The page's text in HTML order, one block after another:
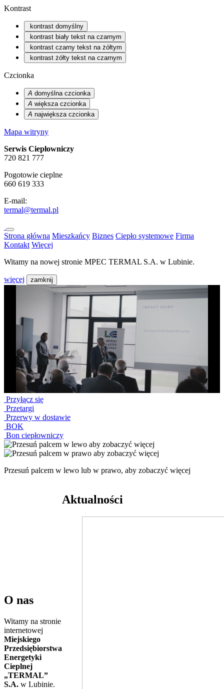
Kontrast
kontrast domyślny
kontrast biały tekst na czarnym
kontrast czarny tekst na żółtym
kontrast żółty tekst na czarnym
Czcionka
A domyślna czcionka
A większa czcionka
A największa czcionka
Mapa witryny
Serwis Ciepłowniczy
720 821 777
Pogotowie cieplne
660 619 333
E-mail:
termal@termal.pl
Strona główna Mieszkańcy Biznes Ciepło systemowe Firma
Kontakt Więcej
Witamy na nowej stronie MPEC TERMAL S.A. w Lubinie.
więcej zamknij
Przyłącz się
Przetargi
Przerwy w dostawie
BOK
Bon ciepłowniczy
Przesuń palcem w lewo lub w prawo, aby zobaczyć więcej
O nas
Witamy na stronie
internetowej
Miejskiego
Przedsiębiorstwa
Energetyki
Cieplnej
„TERMAL”
S.A. w Lubinie.
Aktualności